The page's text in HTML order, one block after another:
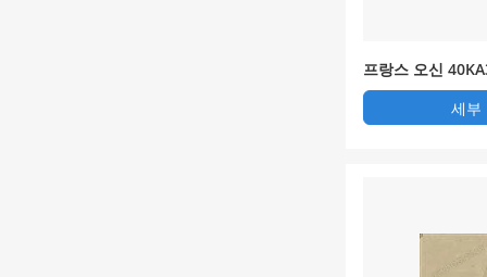
프랑스 오신
속 방뢰】
세부